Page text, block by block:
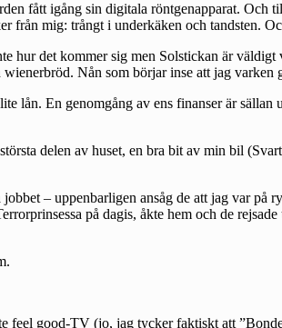
fått igång sin digitala röntgenapparat. Och
från mig: trångt i underkäken och tandsten.
hur det kommer sig men Solstickan är
Nån som börjar inse att jag
lån. En genomgång av ens finanser är
delen av huset, en bra bit av min bil
– uppenbarligen ansåg de att jag var
på dagis, åkte hem och de
good-TV (jo, jag tycker faktiskt att